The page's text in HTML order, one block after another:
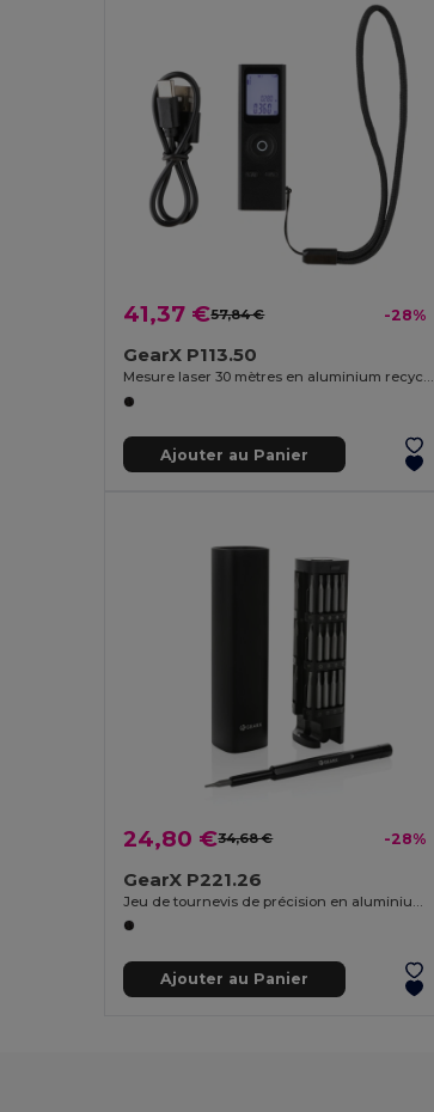
41,37 €57,84 € -28%
GearX P113.50
Mesure laser 30 mètres en aluminium recyclé Gear X RCS
Ajouter au Panier
24,80 €34,68 € -28%
GearX P221.26
Ajouter au Panier